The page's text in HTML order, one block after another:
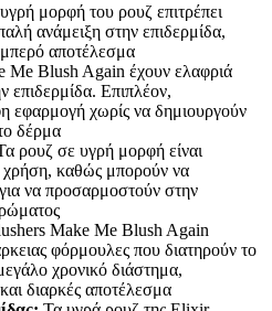
μορφή του ρουζ επιτρέπει
ανάμειξη στην επιδερμίδα,
αποτέλεσμα
Me Blush Again έχουν ελαφριά
επιδερμίδα. Επιπλέον,
εφαρμογή χωρίς να δημιουργούν
δέρμα
ρουζ σε υγρή μορφή είναι
χρήση, καθώς μπορούν να
να προσαρμοστούν στην
Make Me Blush Again
φόρμουλες που διατηρούν το
χρονικό διάστημα,
διαρκές αποτέλεσμα